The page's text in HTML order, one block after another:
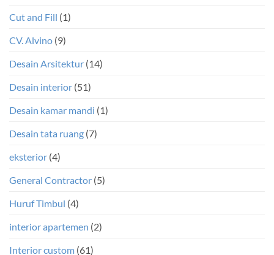
Cut and Fill (1)
CV. Alvino (9)
Desain Arsitektur (14)
Desain interior (51)
Desain kamar mandi (1)
Desain tata ruang (7)
eksterior (4)
General Contractor (5)
Huruf Timbul (4)
interior apartemen (2)
Interior custom (61)